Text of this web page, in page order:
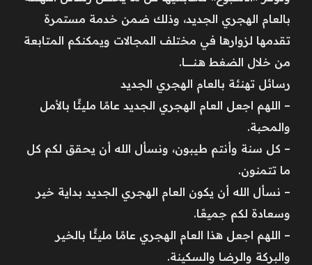
بالعام الهجري الجديد، وذلك ضمن خدمة مستمرة
تقدمها لزوارها في مختلف المجالات ويمكنكم المتابعة
من خلال الضغط هــنـــــــــــا.
رسائل تهنئة بالعام الهجري الجديد
– اللهم اجعل العام الهجري الجديد عامًا مليئًا بالأمل
والمحبة.
– كل سنة وأنتم طيبون، ونسأل الله أن يحقق لكم كل
ما تتمنون.
– نسأل الله أن يكون العام الهجري الجديد بداية خير
وسعادة لكم جميعًا.
– اللهم اجعل هذا العام الهجري عامًا مليئًا بالخير
والبركة والرضا والسكينة.